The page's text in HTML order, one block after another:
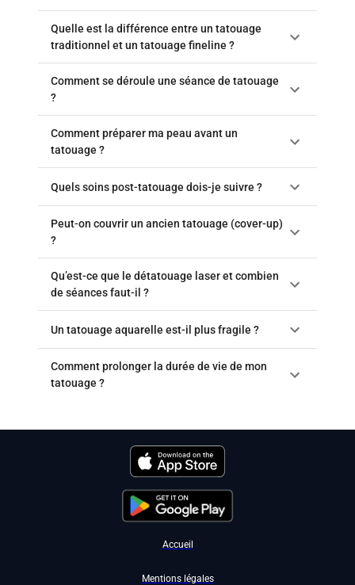
Quelle est la différence entre un tatouage
traditionnel et un tatouage fineline ?
Comment se déroule une séance de tatouage
?
Comment préparer ma peau avant un
tatouage ?
Quels soins post-tatouage dois-je suivre ?
Peut-on couvrir un ancien tatouage (cover-up)
?
Qu’est-ce que le détatouage laser et combien
de séances faut-il ?
Un tatouage aquarelle est-il plus fragile ?
Comment prolonger la durée de vie de mon
tatouage ?
Accueil
Mentions légales